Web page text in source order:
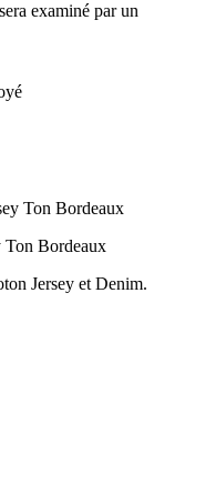
examiné par un
Ton Bordeaux
Jersey et Denim.